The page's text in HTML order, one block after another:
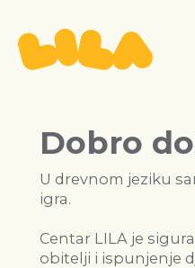
Dobro
U drevnom jeziku
igra.
Centar LILA je
obitelji i ispunjenje